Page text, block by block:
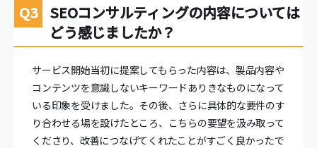
SEOコンサルティングの内容については
どう感じましたか？
サービス開始当初に提案してもらった内容は、製品内容や
コンテンツを意識しないキーワードありきなものになって
いる印象を受けました。その後、さらに具体的な要件のす
り合わせる場を設けたところ、こちらの要望を汲み取って
くださり、改善につなげてくれたことがすごく良かったで